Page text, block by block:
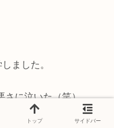
ました。
さに泣いた（笑）
トップ サイドバー